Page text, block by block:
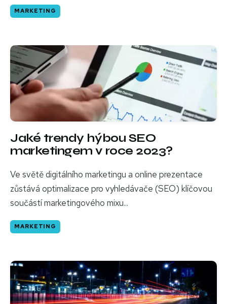
MARKETING
Jaké trendy hýbou SEO
marketingem v roce 2023?
Ve světě digitálního marketingu a online prezentace
zůstává optimalizace pro vyhledávače (SEO) klíčovou
součástí marketingového mixu...
MARKETING